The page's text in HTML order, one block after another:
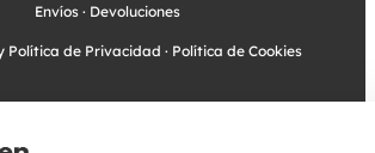
Envíos · Devoluciones
Política de Privacidad · Política de Cookies